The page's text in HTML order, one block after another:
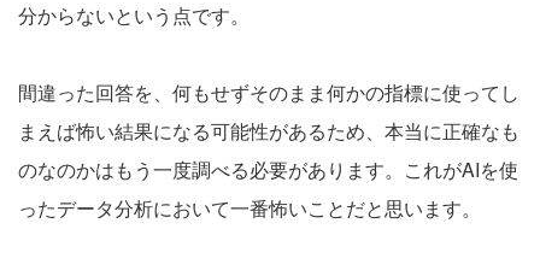
分からないという点です。
間違った回答を、何もせずそのまま何かの指標に使ってし
まえば怖い結果になる可能性があるため、本当に正確なも
のなのかはもう一度調べる必要があります。これがAIを使
ったデータ分析において一番怖いことだと思います。